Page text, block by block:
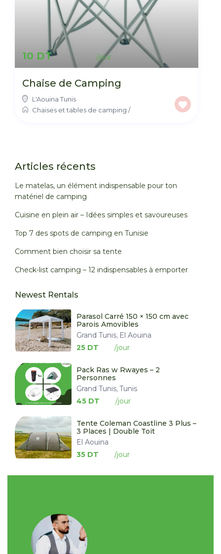
10 DT
Chaise de Camping
L'Aouina Tunis
Chaises et tables de camping /
Articles récents
Le matelas, un élément indispensable pour ton
matériel de camping
Cuisine en plein air – Idées simples et savoureuses
Top 7 des spots de camping en Tunisie
Comment bien choisir sa tente
Check-list camping – 12 indispensables à emporter
Newest Rentals
Parasol Carré 150 × 150 cm avec
Parois Amovibles
Grand Tunis El Aouina
25 DT
Pack Ras w Rwayes – 2
Personnes
Grand Tunis ,Tunis
45 DT
Tente Coleman Coastline 3 Plus –
3 Places | Double Toit
El Aouina
35 DT